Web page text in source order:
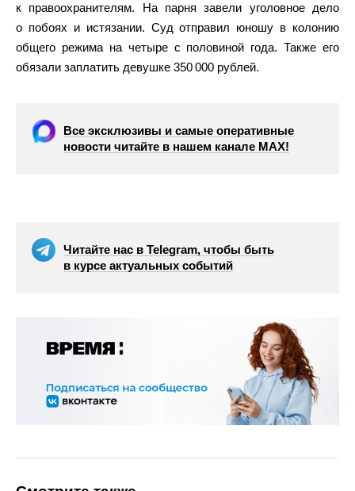
к правоохранителям. На парня завели уголовное дело
о побоях и истязании. Суд отправил юношу в колонию
общего режима на четыре с половиной года. Также его
обязали заплатить девушке 350 000 рублей.
Все эксклюзивы и самые оперативные
новости читайте в нашем канале МАХ!
Читайте нас в Telegram, чтобы быть
в курсе актуальных событий